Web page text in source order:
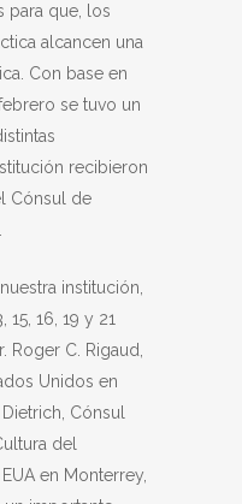
para que, los
alcancen una
Con base en
se tuvo un
recibieron
Cónsul de
institución,
15, 16, 19 y 21
C. Rigaud,
Unidos en
Cónsul
del
en Monterrey,